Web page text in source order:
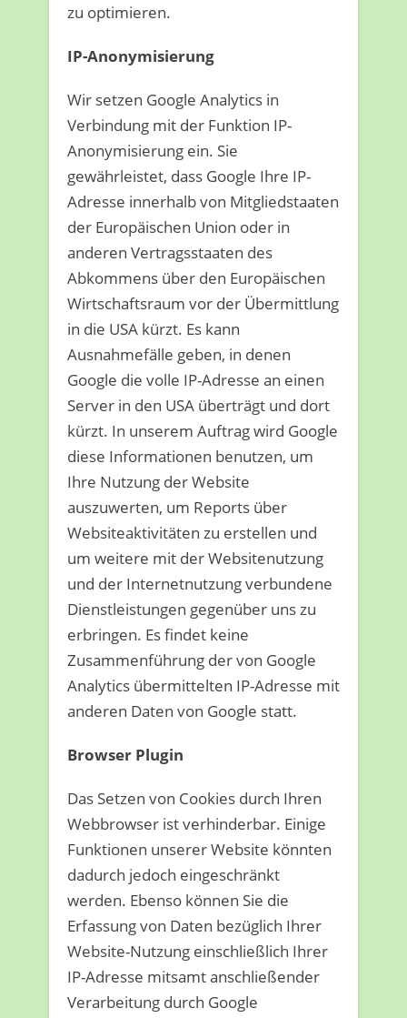
zu optimieren.
IP-Anonymisierung
Wir setzen Google Analytics in
Verbindung mit der Funktion IP-
Anonymisierung ein. Sie
gewährleistet, dass Google Ihre IP-
Adresse innerhalb von Mitgliedstaaten
der Europäischen Union oder in
anderen Vertragsstaaten des
Abkommens über den Europäischen
Wirtschaftsraum vor der Übermittlung
in die USA kürzt. Es kann
Ausnahmefälle geben, in denen
Google die volle IP-Adresse an einen
Server in den USA überträgt und dort
kürzt. In unserem Auftrag wird Google
diese Informationen benutzen, um
Ihre Nutzung der Website
auszuwerten, um Reports über
Websiteaktivitäten zu erstellen und
um weitere mit der Websitenutzung
und der Internetnutzung verbundene
Dienstleistungen gegenüber uns zu
erbringen. Es findet keine
Zusammenführung der von Google
Analytics übermittelten IP-Adresse mit
anderen Daten von Google statt.
Browser Plugin
Das Setzen von Cookies durch Ihren
Webbrowser ist verhinderbar. Einige
Funktionen unserer Website könnten
dadurch jedoch eingeschränkt
werden. Ebenso können Sie die
Erfassung von Daten bezüglich Ihrer
Website-Nutzung einschließlich Ihrer
IP-Adresse mitsamt anschließender
Verarbeitung durch Google